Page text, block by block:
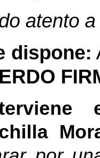
atento a
dispone: